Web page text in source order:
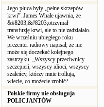
Jego płuca były „pełne skrzepów
krwi”. James Whale ujawnia, że
&#8203;&#8203;otrzymał
transfuzję krwi, ale to nie zadziałało.
We wrześniu ubiegłego roku
prezenter radiowy napisał, że nie
może się doczekać kolejnego
zastrzyku. „Wszyscy przeciwnicy
szczepień, wszyscy idioci, wszyscy
szaleńcy, którzy mnie trollują,
wiecie, co możecie zrobić?
Polskie firmy nie obsługuja
POLICJANTÓW